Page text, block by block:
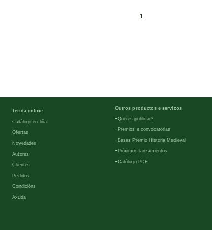
1
Tenda online
Catálogo en liña
Ofertas
Novedades
Autores
Clientes
Pedidos
Condicións
Axuda
Outros productos e servizos
-Queres publicar?
- Premios e convocatorias
- Bases Premio Historia Medieval
- Próximos lanzamientos
-Católogo PDF